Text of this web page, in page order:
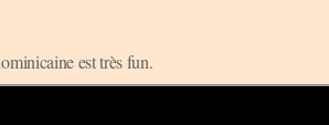
est très fun.